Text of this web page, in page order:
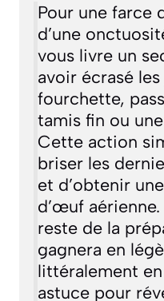
Pour une farce
d’une
vous livre un
avoir écrasé
fourchette,
tamis fin ou
Cette action
briser les
et d’obtenir
d’œuf
reste de la
gagnera en
littéralement
astuce pour